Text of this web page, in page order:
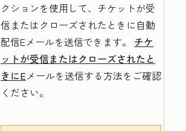
クションを使用して、チケットが受
信またはクローズされたときに自動
配信Eメールを送信できます。 チケ
ットが受信またはクローズされたと
きにEメールを送信する方法をご確認
ください。